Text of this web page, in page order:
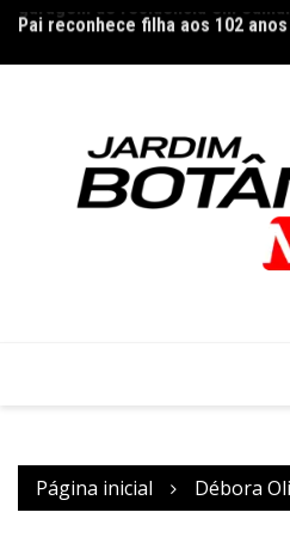
para
o
Pai reconhece filha aos 102
Página inicial Débora